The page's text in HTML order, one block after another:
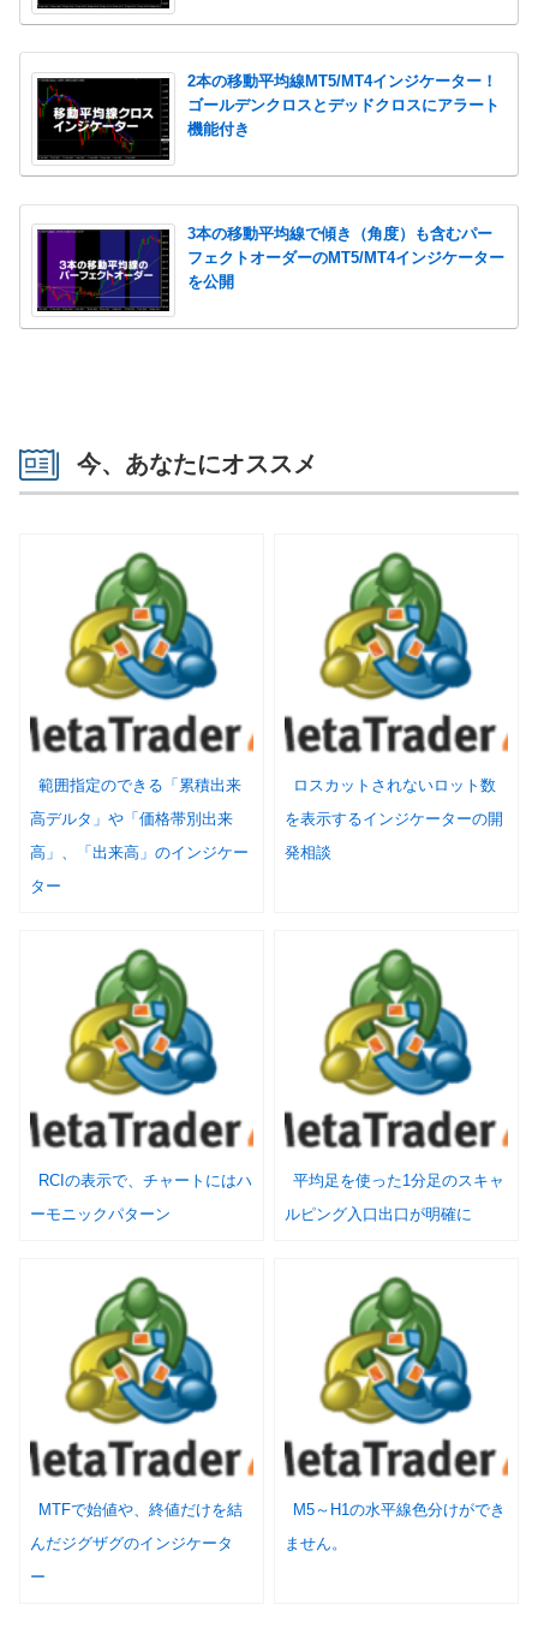
2本の移動平均線MT5/MT4インジケーター！
ゴールデンクロスとデッドクロスにアラート
機能付き
3本の移動平均線で傾き（角度）も含むパー
フェクトオーダーのMT5/MT4インジケーター
を公開
今、あなたにオススメ
範囲指定のできる「累積出来
高デルタ」や「価格帯別出来
高」、「出来高」のインジケー
ター
ロスカットされないロット数
を表示するインジケーターの開
発相談
RCIの表示で、チャートにはハ
ーモニックパターン
平均足を使った1分足のスキャ
ルピング入口出口が明確に
MTFで始値や、終値だけを結
んだジグザグのインジケータ
ー
M5～H1の水平線色分けができ
ません。